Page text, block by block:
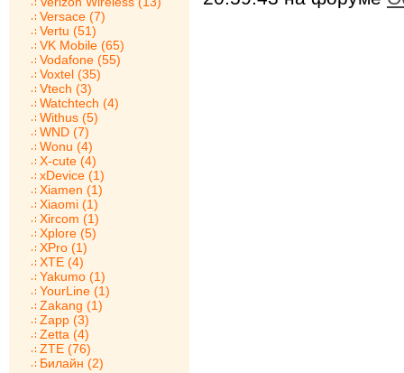
Versace (7)
Vertu (51)
VK Mobile (65)
Vodafone (55)
Voxtel (35)
Vtech (3)
Watchtech (4)
Withus (5)
WND (7)
Wonu (4)
X-cute (4)
xDevice (1)
Xiamen (1)
Xiaomi (1)
Xircom (1)
Xplore (5)
XPro (1)
XTE (4)
Yakumo (1)
YourLine (1)
Zakang (1)
Zapp (3)
Zetta (4)
ZTE (76)
Билайн (2)